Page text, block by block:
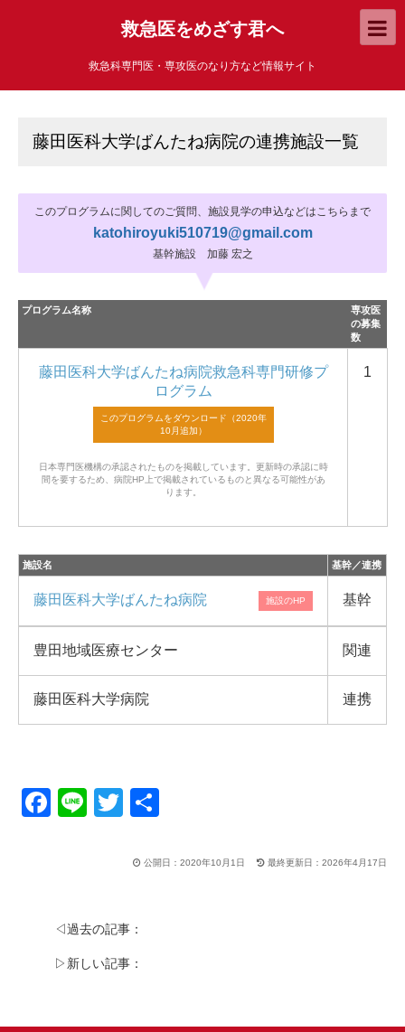
救急医をめざす君へ
救急科専門医・専攻医のなり方など情報サイト
藤田医科大学ばんたね病院の連携施設一覧
このプログラムに関してのご質問、施設見学の申込などはこちらまで
katohiroyuki510719@gmail.com
基幹施設 加藤 宏之
プログラム名称
専攻医
の募集
数
藤田医科大学ばんたね病院救急科専門研修プ
ログラム
日本専門医機構の承認されたものを掲載しています。 更新時の承認に時
間を要するため、病院HP上で掲載されているものと異なる可能性があ
ります。
1
施設名 基幹／連携
藤田医科大学ばんたね病院 基幹
豊田地域医療センター 関連
藤田医科大学病院 連携
F
b
o
Li
T
tt 公開日：2020年10月1日 最終更新日：2026年4月17日
◁過去の記事：
▷新しい記事：